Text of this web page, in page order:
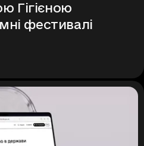
Гігієною
фестивалі